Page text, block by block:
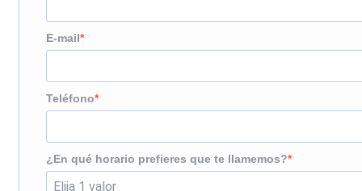
E-mail
Teléfono
¿En qué horario prefieres que te llamemos?